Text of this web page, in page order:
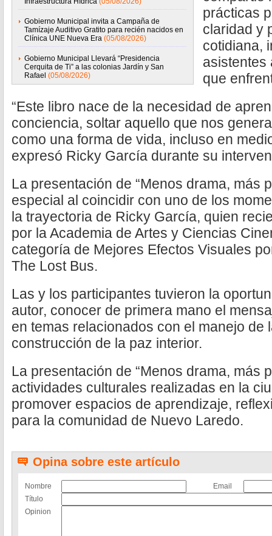
Gobierno Municipal invita a Campaña de
Tamízaje Auditivo Gratito para recién nacidos en
Clínica UNE Nueva Era (05/08/2026)
Gobierno Municipal Llevará “Presidencia
Cerquita de Ti” a las colonias Jardín y San
Rafael (05/08/2026)
prácticas
claridad y
cotidiana,
asistentes
que
“Este libro nace de la necesidad de
conciencia, soltar aquello que nos
como una forma de vida, incluso en
expresó Ricky García durante su
La presentación de “Menos drama, más
especial al coincidir con uno de los
la trayectoria de Ricky García, quien
por la Academia de Artes y Ciencias
categoría de Mejores Efectos Visuales
The Lost Bus.
Las y los participantes tuvieron la
autor, conocer de primera mano el
en temas relacionados con el manejo de
construcción de la paz interior.
La presentación de “Menos drama, más
actividades culturales realizadas en la
promover espacios de aprendizaje,
para la comunidad de Nuevo Laredo.
Opina sobre este artículo
Nombre
Email
Título
Opinion